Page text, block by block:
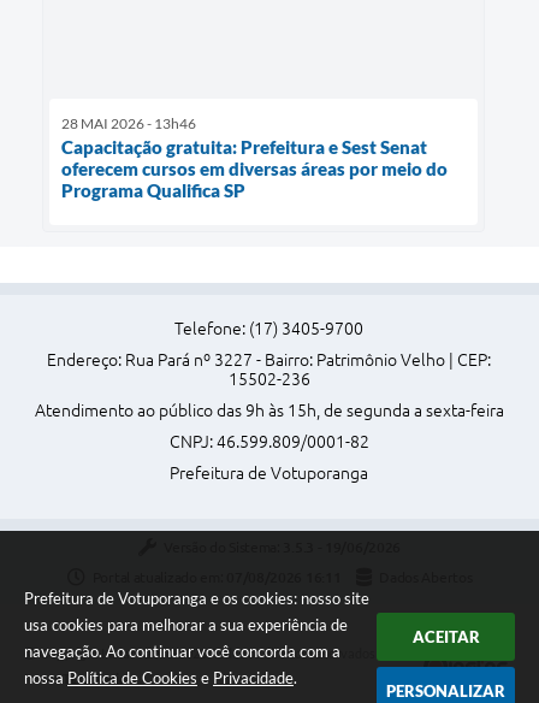
Prefeitura de Votuporanga e os cookies: nosso site
usa cookies para melhorar a sua experiência de
navegação. Ao continuar você concorda com a
nossa Política de Cookies e Privacidade.
ACEITAR
PERSONALIZAR
28 MAI 2026 - 13h46
Capacitação gratuita: Prefeitura e Sest Senat
oferecem cursos em diversas áreas por meio do
Programa Qualifica SP
Telefone: (17) 3405-9700
Endereço: Rua Pará nº 3227 - Bairro: Patrimônio Velho | CEP:
15502-236
Atendimento ao público das 9h às 15h, de segunda a sexta-feira
CNPJ: 46.599.809/0001-82
Prefeitura de Votuporanga
Copyright Instar - 2006-2026. Todos os direitos reservados -
Instar Tecnologia